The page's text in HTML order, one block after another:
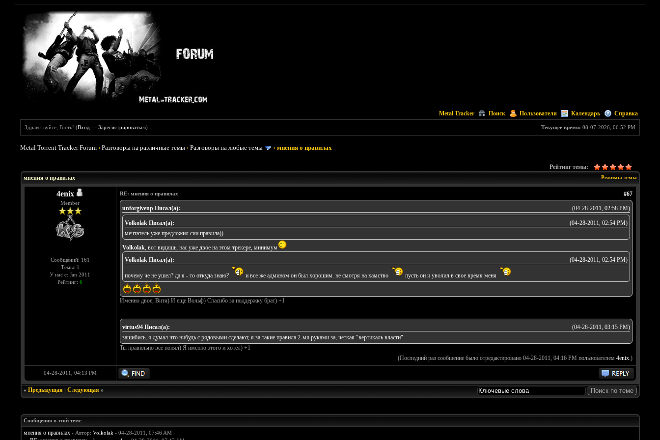
Metal Tracker Поиск Пользователи Календарь Справка
Текущее время: 08-07-2026, 06:52 PM
Здравствуйте, Гость! (Вход —Зарегистрироваться)
Metal Torrent Tracker Forum ›Разговоры на различные темы ›Разговоры на любые темы ›мнения о правилах
Рейтинг темы:
Режимы темы
мнения о правилах
4enix
Member
Сообщений: 161
Темы: 1
У нас с: Jan 2011
Рейтинг: 6
#67
RE: мнения о правилах
(04-28-2011, 02:58 PM)
unforgivenp Писал(а):
(04-28-2011, 02:54 PM)
Volkolak Писал(а):
мечтатель уже предложил сии правила))
Volkolak, вот видишь, нас уже двое на этом трекере, минимум
(04-28-2011, 02:54 PM)
Volkolak Писал(а):
почему че не ушел? да я - то откуда знаю? и все же админом он был хорошим. не смотря на хамство пусть он и уволил в свое время меня
Именно двое, Витя) И еще Вольф) Спасибо за поддержку брат) +1
(04-28-2011, 03:15 PM)
virtus94 Писал(а):
зашибись, я думал что нибудь с рядовыми сделают, я за такие правила 2-мя руками за, четкая "вертикаль власти"
Ты правильно все понял) Я именно этого и хотел) +1
(Последний раз сообщение было отредактировано 04-28-2011, 04:16 PM пользователем 4enix.)
04-28-2011, 04:13 PM
« Предыдущая| Следующая»
Сообщения в этой теме
мнения о правилах - Автор: Volkolak - 04-28-2011, 07:46 AM